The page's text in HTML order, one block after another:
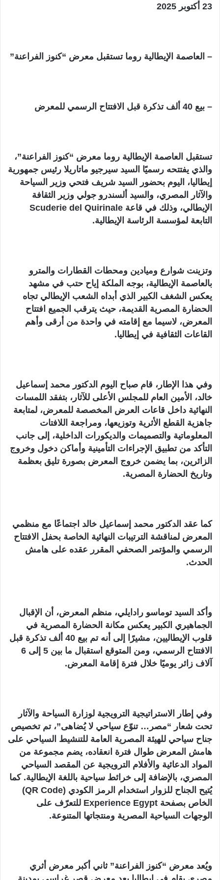
23 أكتوبر 2025
– العاصمة الإيطالية روما تستقبل معرض “كنوز الفراعنة”
– بيع 40 ألف تذكرة قبل الافتتاح الرسمي للمعرض
تستقبل العاصمة الإيطالية روما معرض “كنوز الفراعنة”،
والذي يفتتحه رسميًا السيد سيرجيو ماتاريلا رئيس جمهورية
إيطاليا، اليوم بحضور السيد شريف فتحي وزير السياحة
والآثار المصري، والسيد ألسندرو جولي وزير الثقافة
الإيطالي، وذلك في قاعة Scuderie del Quirinale
التابعة لمؤسسة الرئاسة الإيطالية.
وتزينت شوارع وميادين ومحطات القطارات والمترو
بالعاصمة الإيطالية، بوجه الملكة إياح حتب في مشهد
يعكس الشغف الكبير الذي أبداه الشعب الإيطالي تجاه
الحضارة المصرية القديمة، حيث يترقب الجميع افتتاح
المعرض، لاسيما مع إقامته في واحدة من أرقى وأهم
القاعات الثقافية في إيطاليا.
وفي هذا الإطار، قام صباح اليوم الدكتور محمد إسماعيل
خالد، الأمين العام للمجلس الأعلى للآثار، بتفقد اللمسات
النهائية داخل قاعات العرض المخصصة للمعرض، لمتابعة
جاهزية القطع الأثرية وتوزيعها، ومراجعة اللافتات
المعلوماتية والتصميمات والديكورات الداخلية، إلى جانب
التأكد من تطبيق الإجراءات التأمينية وأماكن دخول وخروج
الزائرين، بما يضمن خروج المعرض بصورة تليق بعظمة
وتاريخ الحضارة المصرية.
كما عقد الدكتور محمد إسماعيل خالد اجتماعًا مع منظمي
المعرض لمناقشة الترتيبات النهائية الخاصة بحفل الافتتاح
الرسمي والمؤتمر الصحفي المقرر عقده على هامش
الحدث.
وأكد السيد توماسو رادايلي، منظم المعرض، أن الإقبال
الجماهيري الكبير يعكس مكانة الحضارة المصرية في
قلوب الإيطاليين، مشيرًا إلى أنه تم بيع 40 ألف تذكرة قبل
الافتتاح الرسمي، ومن المتوقع استقبال ما بين 5 إلى 6
آلاف زائر يوميًا خلال فترة إقامة المعرض.
وفي إطار الاستراتيجية الترويجية لوزارة السياحة والآثار
تحت شعار “مصر… تنوّع سياحي لا يُضاهى”، تم تخصيص
جناح سياحي للهيئة المصرية العامة للتنشيط السياحي على
هامش المعرض طوال فترة انعقاده، يضم مجموعة من
المواد الدعائية والأفلام الترويجية عن المقصد السياحي
المصري، بالإضافة إلى خرائط سياحية باللغة الإيطالية. كما
يُتيح الجناح للزوار استخدام الرمز الكودي (QR Code)
الخاص بصفحة Experience Egypt للتعرّف على
الوجهات السياحية المصرية ومنتجاتها المتنوعة.
ويُعد معرض “كنوز الفراعنة” ثاني أكبر معرض أثري